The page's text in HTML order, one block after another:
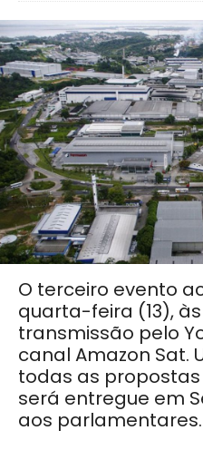
O terceiro evento
quarta-feira (13),
transmissão pelo
canal Amazon Sat.
todas as
será entregue em
aos parlamentares.